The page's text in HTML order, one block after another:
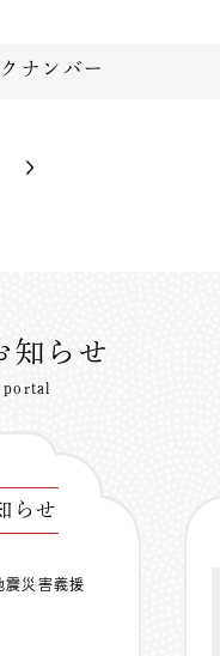
ナンバー
知らせ
らせ
震災害義援